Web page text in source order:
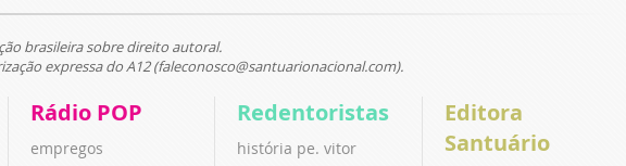
brasileira sobre direito autoral.
expressa do A12 (faleconosco@santuarionacional.com).
Rádio POP
empregos
Redentoristas
história pe. vitor
Editora
Santuário